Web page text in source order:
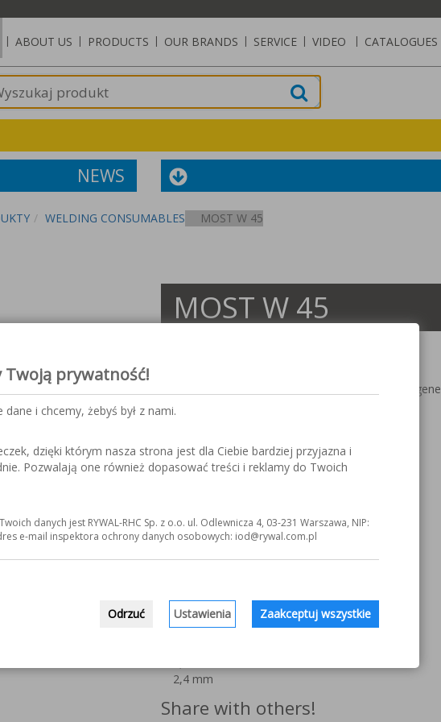
| ABOUT US | PRODUCTS | OUR BRANDS | SERVICE | VIDEO | CATALOGUES
NEWS
WELDING CONSUMABLES MOST W 45
MOST W 45
Rods for tool steel. Rods for hardfacing and
DIN 8555: MSG 3-45T
Werkstoff nr: 1.2567
Hardness: 44-50 HRC
Chemicalcomposition [%]
W=4,5; V=0,6;
Diameter
2,4 mm
Share with others!
Twoją prywatność!
i chcemy, żebyś był z nami.
dzięki którym nasza strona jest dla Ciebie bardziej przyjazna i
Pozwalają one również dopasować treści i reklamy do Twoich
danych jest RYWAL-RHC Sp. z o.o. ul. Odlewnicza 4, 03-231 Warszawa, NIP:
e-mail inspektora ochrony danych osobowych: iod@rywal.com.pl
Odrzuć Ustawienia Zaakceptuj wszystkie